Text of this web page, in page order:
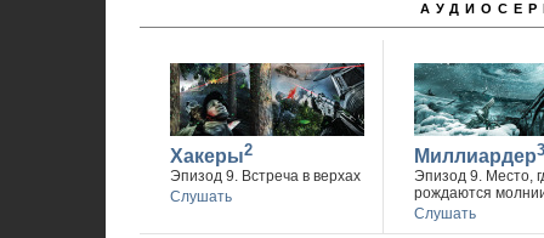
Хакеры2
Эпизод 9. Встреча в верхах
Слушать
Миллиардер3
Эпизод 9. Место,
рождаются
Слушать